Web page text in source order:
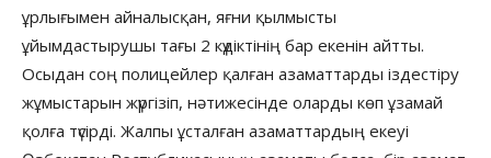
ұрлығымен айналысқан, яғни қылмысты
ұйымдастырушы тағы 2 күдіктінің бар екенін айтты.
Осыдан соң полицейлер қалған азаматтарды іздестіру
жұмыстарын жүргізіп, нәтижесінде оларды көп ұзамай
қолға түсірді. Жалпы ұсталған азаматтардың екеуі